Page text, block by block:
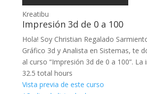
Kreatibu
Impresión 3d de 0 a 100
Hola! Soy Christian Regalado
Gráfico 3d y Analista en Sistemas, te
al curso “Impresión 3d de 0 a 100”. La
32.5 total hours
Vista previa de este curso